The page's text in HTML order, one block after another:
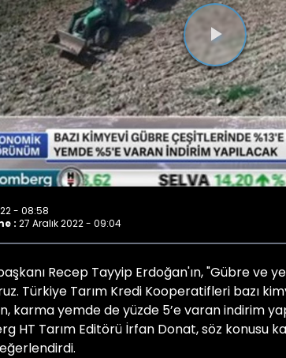
Oynat
- 08:58
: 27 Aralık 2022 - 09:04
Recep Tayyip Erdoğan'ın, "Gübre ve
Türkiye Tarım Kredi Kooperatifleri bazı
karma yemde de yüzde 5’e varan indirim
HT Tarım Editörü İrfan Donat, söz konusu